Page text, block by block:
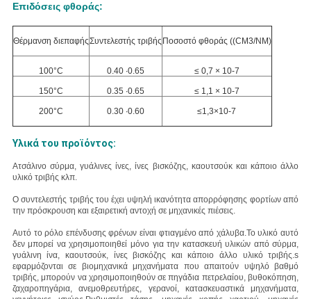
Επιδόσεις φθοράς:
Θέρμανση διεπαφήςΣυντελεστής τριβής Ποσοστό φθοράς ((CM3/NM)
100°C 0.40 ∙0.65 ≤ 0,7 × 10-7
150°C 0.35 ∙0.65 ≤ 1,1 × 10-7
200°C 0.30 ∙0.60 ≤1,3×10-7
Υλικά του προϊόντος:
Ατσάλινο σύρμα, γυάλινες ίνες, ίνες βισκόζης, καουτσούκ και κάποιο άλλο
υλικό τριβής κλπ.
Ο συντελεστής τριβής του έχει υψηλή ικανότητα απορρόφησης φορτίων από
την πρόσκρουση και εξαιρετική αντοχή σε μηχανικές πιέσεις.
Αυτό το ρόλο επένδυσης φρένων είναι φτιαγμένο από χάλυβα.Το υλικό αυτό
δεν μπορεί να χρησιμοποιηθεί μόνο για την κατασκευή υλικών από σύρμα,
γυάλινη ίνα, καουτσούκ, ίνες βισκόζης και κάποιο άλλο υλικό τριβής.s
εφαρμόζονται σε βιομηχανικά μηχανήματα που απαιτούν υψηλό βαθμό
τριβής, μπορούν να χρησιμοποιηθούν σε πηγάδια πετρελαίου, βυθοκόπηση,
ζαχαροπηγάρια, ανεμοθρευτήρες, γερανοί, κατασκευαστικά μηχανήματα,